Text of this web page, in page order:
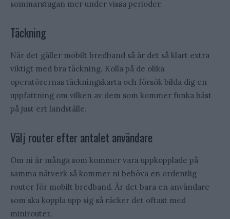
sommarstugan mer under vissa perioder.
Täckning
När det gäller mobilt bredband så är det så klart extra
viktigt med bra täckning. Kolla på de olika
operatörernas täckningskarta och försök bilda dig en
uppfattning om vilken av dem som kommer funka bäst
på just ert landställe.
Välj router efter antalet användare
Om ni är många som kommer vara uppkopplade på
samma nätverk så kommer ni behöva en ordentlig
router för mobilt bredband. Är det bara en användare
som ska koppla upp sig så räcker det oftast med
minirouter.